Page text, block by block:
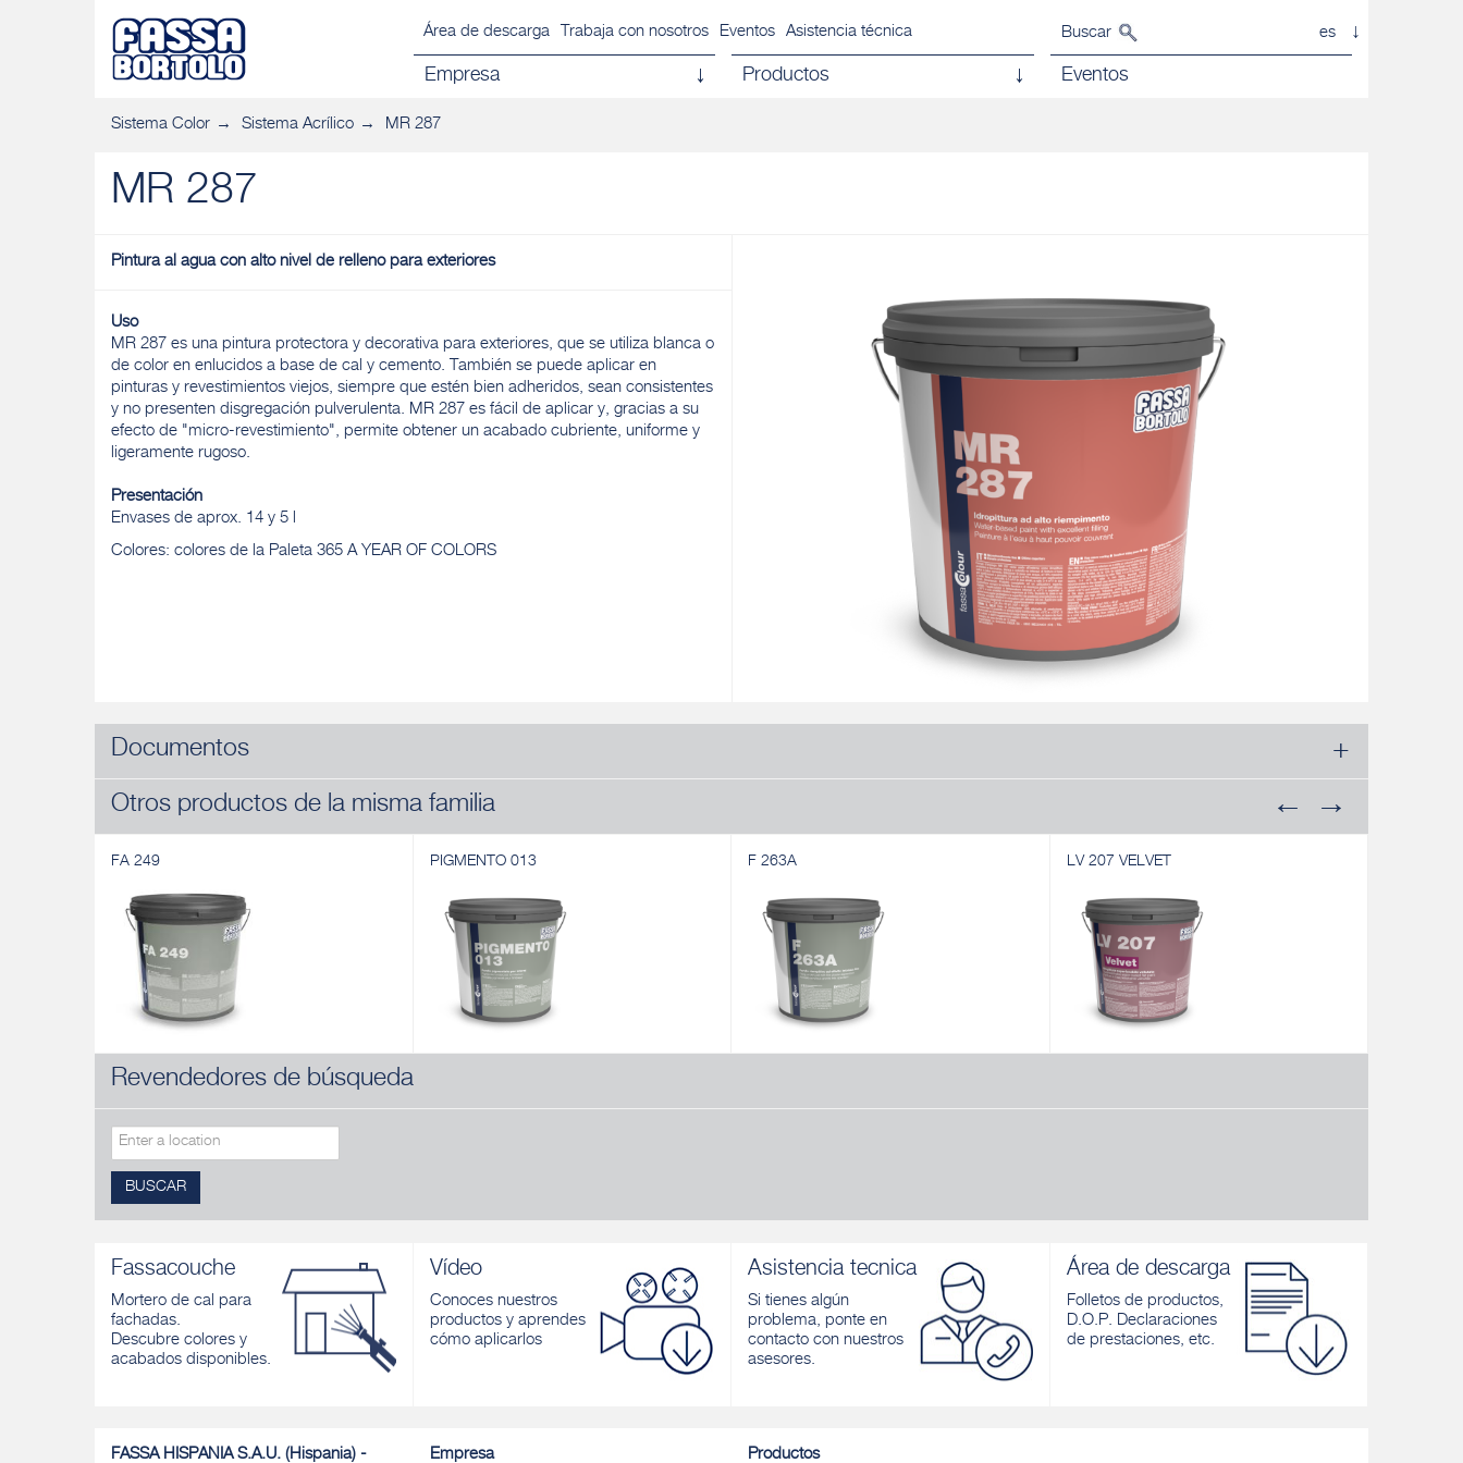
Área de descarga Trabaja con nosotros Eventos Asistencia técnica Buscar es
Empresa Productos Eventos
Sistema Color Sistema Acrílico MR 287
MR 287
Pintura al agua con alto nivel de relleno para exteriores
Uso
MR 287 es una pintura protectora y decorativa para exteriores, que se utiliza blanca o
de color en enlucidos a base de cal y cemento. También se puede aplicar en
pinturas y revestimientos viejos, siempre que estén bien adheridos, sean consistentes
y no presenten disgregación pulverulenta. MR 287 es fácil de aplicar y, gracias a su
efecto de "micro-revestimiento", permite obtener un acabado cubriente, uniforme y
ligeramente rugoso.
Presentación
Envases de aprox. 14 y 5 l
Colores: colores de la Paleta 365 A YEAR OF COLORS
Documentos
Otros productos de la misma familia
FA 249
FA 249
PIGMENTO 013 F 263A
para exteriores e interiores
LV 207 VELVET
Revendedores de búsqueda
BUSCAR
Fassacouche
Mortero de cal para
fachadas.
Descubre colores y
acabados disponibles.
Vídeo
Conoces nuestros
productos y aprendes
cómo aplicarlos
Asistencia tecnica
Si tienes algún
problema, ponte en
contacto con nuestros
asesores.
Área de descarga
Folletos de productos,
D.O.P. Declaraciones
de prestaciones, etc.
FASSA HISPANIA S.A.U. (Hispania) - Empresa Productos